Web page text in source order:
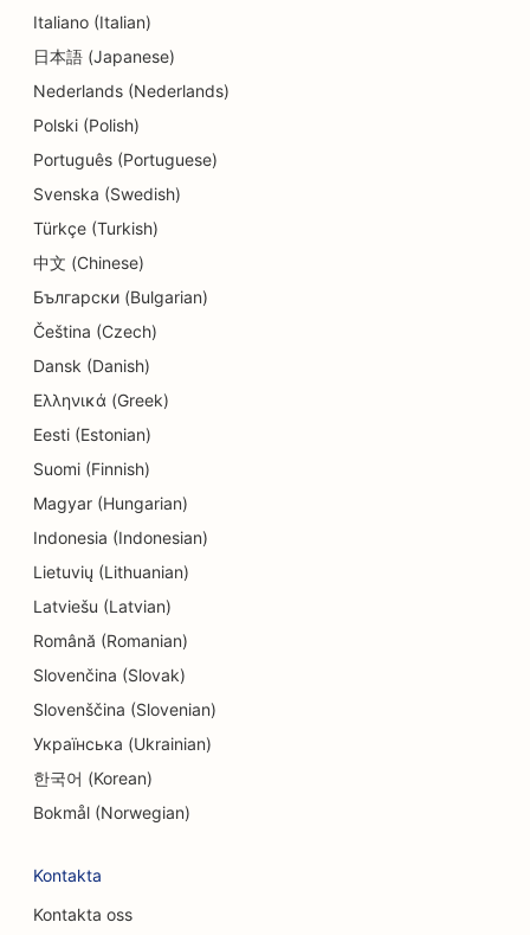
SEO för detaljhandelsbutiker
SEO för matgäster
SEO för utbildnings- och barnomsorgstjänster
SEO för donutbutiker
SEO för kemtvättar
SEO för elektriker
SEO för ingenjörsbyråer
SEO för endodontister
SEO för Escape Rooms
EO för etniska restauranger
SEO för restauranger från jord till bord
SEO för Facelift-tjänster
SEO för snabbmatsrestauranger
SEO för blomsterhandlare
SEO för restauranger med god mat
SEO för finansiella tjänster
Italiano (Italian)
日本語 (Japanese)
Nederlands (Nederlands)
Polski (Polish)
Português (Portuguese)
Svenska (Swedish)
Türkçe (Turkish)
中文 (Chinese)
Български (Bulgarian)
Čeština (Czech)
Dansk (Danish)
Ελληνικά (Greek)
Eesti (Estonian)
Suomi (Finnish)
Magyar (Hungarian)
Indonesia (Indonesian)
Lietuvių (Lithuanian)
Latviešu (Latvian)
Română (Romanian)
Slovenčina (Slovak)
Slovenščina (Slovenian)
Українська (Ukrainian)
한국어 (Korean)
Bokmål (Norwegian)
Kontakta
Kontakta oss